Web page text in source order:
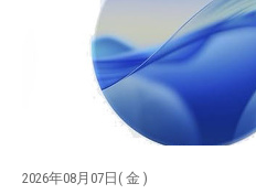
2026年08月07日( 金 )